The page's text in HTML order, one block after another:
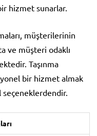
hizmet sunarlar.
müşterilerinin
ve müşteri odaklı
Taşınma
bir hizmet almak